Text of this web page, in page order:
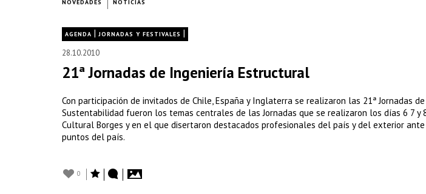
NOVEDADES NOTICIAS
AGENDA | JORNADAS Y FESTIVALES |
28.10.2010
21ª Jornadas de Ingeniería Estructural
Con participación de invitados de Chile, España y Inglaterra se realizaron las 21ª Jornadas
Sustentabilidad fueron los temas centrales de las Jornadas que se realizaron los días 6 7 y
Cultural Borges y en el que disertaron destacados profesionales del país y del exterior
puntos del país.
0